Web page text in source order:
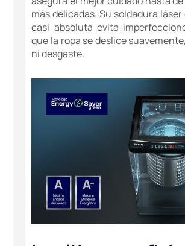
más delicadas. Su soldadura
casi absoluta evita
que la ropa se deslice
ni desgaste.